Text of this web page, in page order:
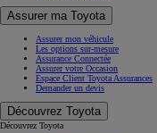
Assurer ma Toyota
Assurer mon véhicule
Les options sur-mesure
Assurance Connectée
Assurer votre Occasion
Espace Client Toyota Assurances
Demander un devis
Découvrez Toyota
Découvrez Toyota